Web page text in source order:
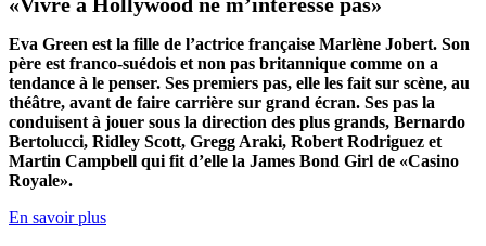
Eva Green est la fille de l’actrice française Marlène Jobert. Son
père est franco-suédois et non pas britannique comme on a
tendance à le penser. Ses premiers pas, elle les fait sur scène, au
théâtre, avant de faire carrière sur grand écran. Ses pas la
conduisent à jouer sous la direction des plus grands, Bernardo
Bertolucci, Ridley Scott, Gregg Araki, Robert Rodriguez et
Martin Campbell qui fit d’elle la James Bond Girl de «Casino
Royale».
En savoir plus